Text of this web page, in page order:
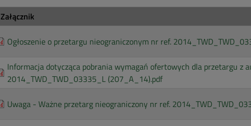
Załącznik
Ogłoszenie o przetargu nieograniczonym nr ref.
Informacja dotycząca pobrania wymagań ofertowych dla przetargu z
2014_TWD_TWD_03335_L (207_A_14).pdf
Uwaga - Ważne przetarg nieograniczony nr ref.